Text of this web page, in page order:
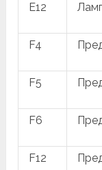
E12
F4
F5
F6
F12